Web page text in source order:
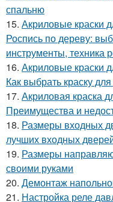
спальню
15. Акриловые краски
Роспись по дереву:
инструменты, техника
16. Акриловые краски
Как выбрать краску
17. Акриловая краска
Преимущества и
18. Размеры входных
лучших входных
19. Размеры
своими руками
20. Демонтаж
21. Настройка реле